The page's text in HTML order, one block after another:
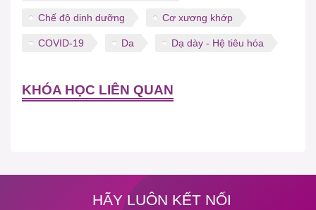
Chế độ dinh dưỡng Cơ xương khớp
COVID-19 Da Dạ dày - Hệ tiêu hóa
KHÓA HỌC LIÊN QUAN
HÃY LUÔN KẾT NỐI